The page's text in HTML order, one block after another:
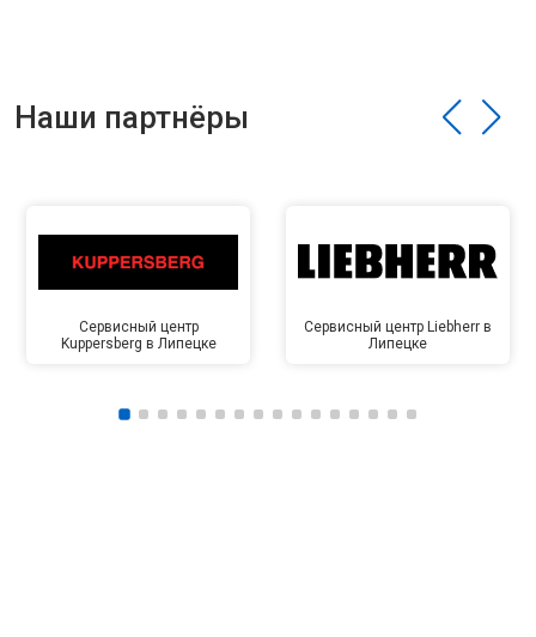
Наши партнёры
Сервисный центр
Kuppersberg в Липецке
Сервисный центр Liebherr в
Липецке